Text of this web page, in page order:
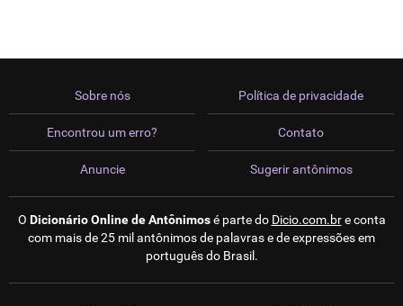
Sobre nós
Encontrou um erro?
Anuncie
Política de privacidade
Contato
Sugerir antônimos
O Dicionário Online de Antônimosé parte do Dicio.com.bre conta
com mais de 25 mil antônimos de palavras e de expressões em
português do Brasil.